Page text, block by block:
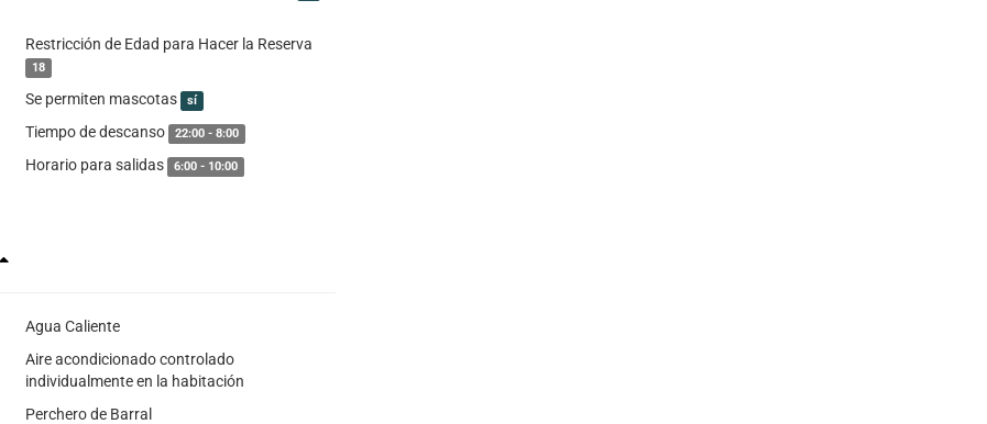
Restricción de Edad para Hacer la Reserva
18
Se permiten mascotas sí
Tiempo de descanso 22:00 - 8:00
Horario para salidas 6:00 - 10:00
Agua Caliente
Aire acondicionado controlado
individualmente en la habitación
Perchero de Barral